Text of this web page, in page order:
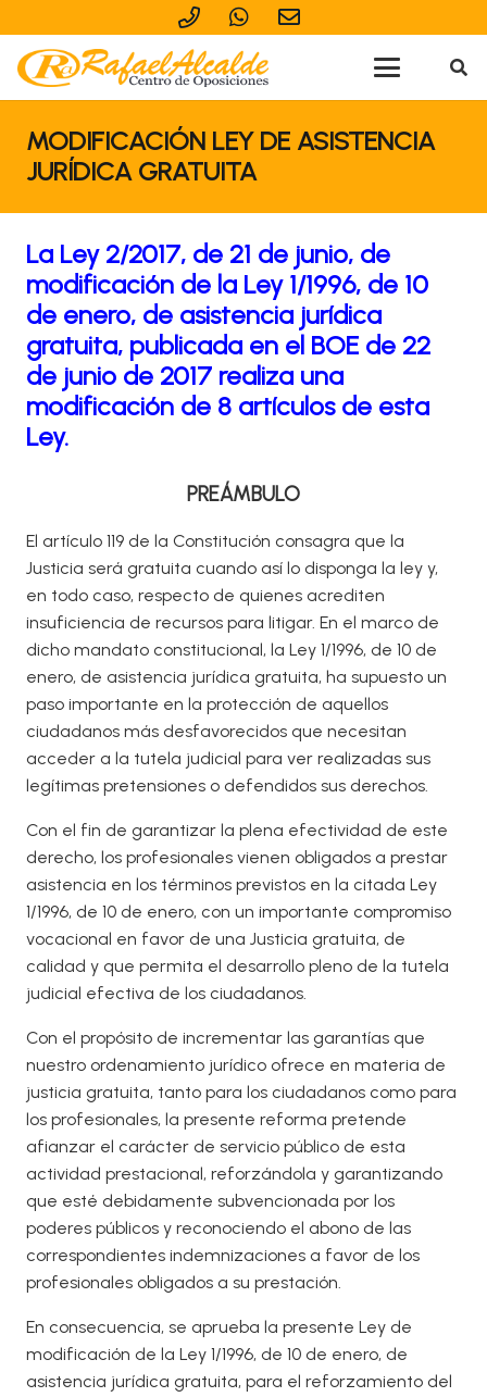
MODIFICACIÓN LEY DE ASISTENCIA
JURÍDICA GRATUITA
La Ley 2/2017, de 21 de junio, de
modificación de la Ley 1/1996, de 10
de enero, de asistencia jurídica
gratuita, publicada en el BOE de 22
de junio de 2017 realiza una
modificación de 8 artículos de esta
Ley.
PREÁMBULO
El artículo 119 de la Constitución consagra que la
Justicia será gratuita cuando así lo disponga la ley y,
en todo caso, respecto de quienes acrediten
insuficiencia de recursos para litigar. En el marco de
dicho mandato constitucional, la Ley 1/1996, de 10 de
enero, de asistencia jurídica gratuita, ha supuesto un
paso importante en la protección de aquellos
ciudadanos más desfavorecidos que necesitan
acceder a la tutela judicial para ver realizadas sus
legítimas pretensiones o defendidos sus derechos.
Con el fin de garantizar la plena efectividad de este
derecho, los profesionales vienen obligados a prestar
asistencia en los términos previstos en la citada Ley
1/1996, de 10 de enero, con un importante compromiso
vocacional en favor de una Justicia gratuita, de
calidad y que permita el desarrollo pleno de la tutela
judicial efectiva de los ciudadanos.
Con el propósito de incrementar las garantías que
nuestro ordenamiento jurídico ofrece en materia de
justicia gratuita, tanto para los ciudadanos como para
los profesionales, la presente reforma pretende
afianzar el carácter de servicio público de esta
actividad prestacional, reforzándola y garantizando
que esté debidamente subvencionada por los
poderes públicos y reconociendo el abono de las
correspondientes indemnizaciones a favor de los
profesionales obligados a su prestación.
En consecuencia, se aprueba la presente Ley de
modificación de la Ley 1/1996, de 10 de enero, de
asistencia jurídica gratuita, para el reforzamiento del